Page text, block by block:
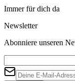
Immer für dich da
Newsletter
Abonniere unseren